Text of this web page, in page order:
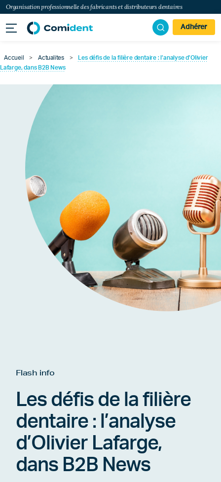
Organisation professionnelle des fabricants et distributeurs dentaires
Adhérer
Accueil > Actualites >
Les défis de la filière dentaire : l’analyse d’Olivier
Lafarge, dans B2B News
Flash info
Les défis de la filière
dentaire : l’analyse
d’Olivier Lafarge,
dans B2B News